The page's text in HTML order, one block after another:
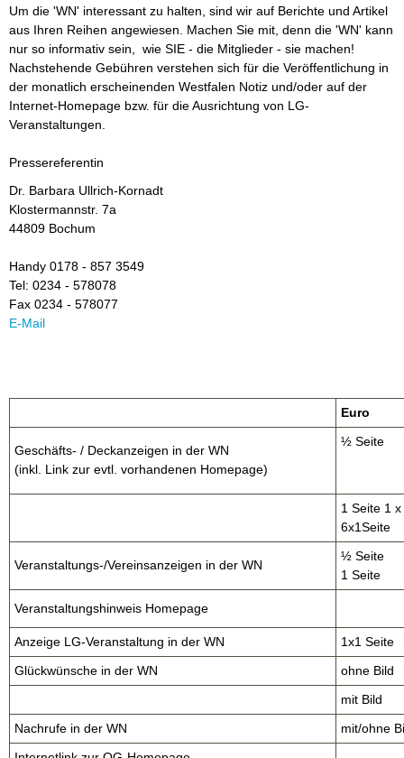
Um die 'WN' interessant zu halten, sind wir auf Berichte und Artikel
aus Ihren Reihen angewiesen. Machen Sie mit, denn die 'WN' kann
nur so informativ sein, wie SIE - die Mitglieder - sie machen!
Nachstehende Gebühren verstehen sich für die Veröffentlichung in
der monatlich erscheinenden Westfalen Notiz und/oder auf der
Internet-Homepage bzw. für die Ausrichtung von LG-
Veranstaltungen.
Pressereferentin
Dr. Barbara Ullrich-Kornadt
Klostermannstr. 7a
44809 Bochum
Handy 0178 - 857 3549
Tel: 0234 - 578078
Fax 0234 - 578077
E-Mail
Euro
Geschäfts- / Deckanzeigen in der WN
(inkl. Link zur evtl. vorhandenen Homepage)
½ Seite
1 Seite 1 x
6x1Seite
Veranstaltungs-/Vereinsanzeigen in der WN
½ Seite
1 Seite
Veranstaltungshinweis Homepage
Anzeige LG-Veranstaltung in der WN
1x1 Seite
Glückwünsche in der WN
ohne Bild
mit Bild
Nachrufe in der WN
mit/ohne